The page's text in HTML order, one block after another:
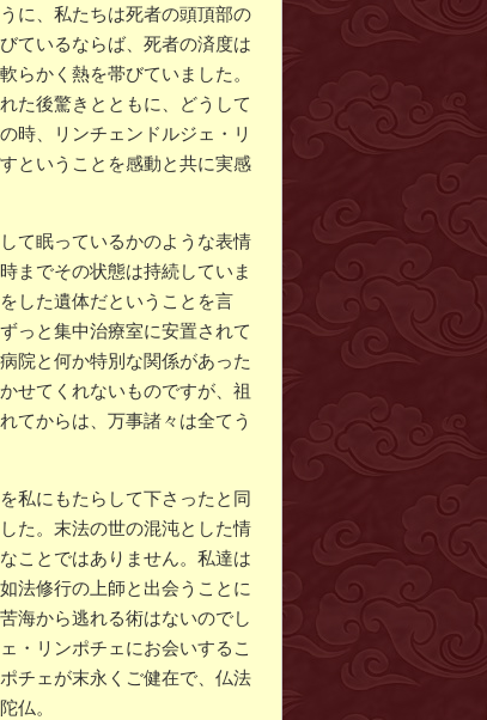
に、私たちは死者の頭頂部の
ているならば、死者の済度は
らかく熱を帯びていました。
た後驚きとともに、どうして
時、リンチェンドルジェ・リ
ということを感動と共に実感
て眠っているかのような表情
までその状態は持続していま
した遺体だということを言
っと集中治療室に安置されて
院と何か特別な関係があった
せてくれないものですが、祖
てからは、万事諸々は全てう
私にもたらして下さったと同
た。末法の世の混沌とした情
ことではありません。私達は
法修行の上師と出会うことに
海から逃れる術はないのでし
・リンポチェにお会いするこ
チェが末永くご健在で、仏法
仏。